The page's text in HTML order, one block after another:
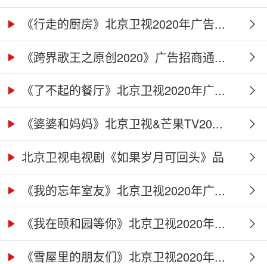
《行走的厨房》北京卫视2020年广告...
《跨界歌王之原创2020》广告招商通...
《了不起的餐厅》北京卫视2020年广...
《婆婆和妈妈》北京卫视&芒果TV20...
北京卫视电视剧《如果岁月可回头》品
牌...《我的忘年室友》北京卫视2020年广...
《我在颐和园等你》北京卫视2020年...
《雪屋里的朋友们》北京卫视2020年...